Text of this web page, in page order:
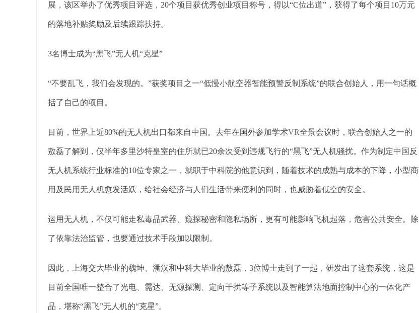
展，该区举办了优秀项目评选，20个项目获优秀创业项目称号，得以“C位出道”，获得了每个项目10万元
的落地补贴奖励及后续跟踪扶持。
3名博士成为“黑飞”无人机“克星”
“不要乱飞，我们会发现的。”获奖项目之一“低慢小航空器智能预警反制系统”的联合创始人，用一句话概
括了自己的项目。
目前，世界上近80%的无人机出口都来自中国。去年在国外参加学术VR全景会议时，联合创始人之一的
敖磊了解到，仅半年多里沙特皇室的住所就已20余次受到违规飞行的“黑飞”无人机骚扰。作为制定中国反
无人机系统行业标准的10位专家之一，就职于中科院的他意识到，随着技术的成熟与成本的下降，小型商
用及民用无人机愈发活跃，给社会经济与人们生活带来便利的同时，也威胁着低空的安全。
运用无人机，不仅可能走私毒品武器、窥探秘密和隐私场所，更有可能影响飞机起落，危害公共安全。除
了依靠法治监管，也要通过技术手段加以限制。
因此，上海交大毕业的魏坤、潘汉和中科大毕业的敖磊，3位博士走到了一起，研发出了这套系统，这是
目前全国唯一整合了光电、需达、无源探测、定向干扰等子系统以及智能算法地面控制中心的一体化产
品，堪称“黑飞”无人机的“克星”。